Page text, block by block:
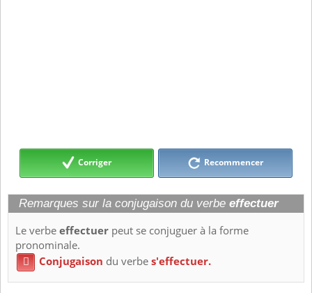
Corriger Recommencer
Remarques sur la conjugaison du verbe effectuer
Le verbeeffectuer peut se conjuguer à la forme
pronominale.
 Conjugaison du verbes'effectuer.